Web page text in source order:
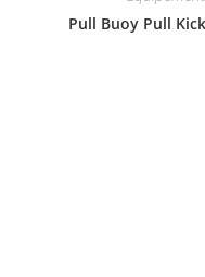
Pull Buoy Pull